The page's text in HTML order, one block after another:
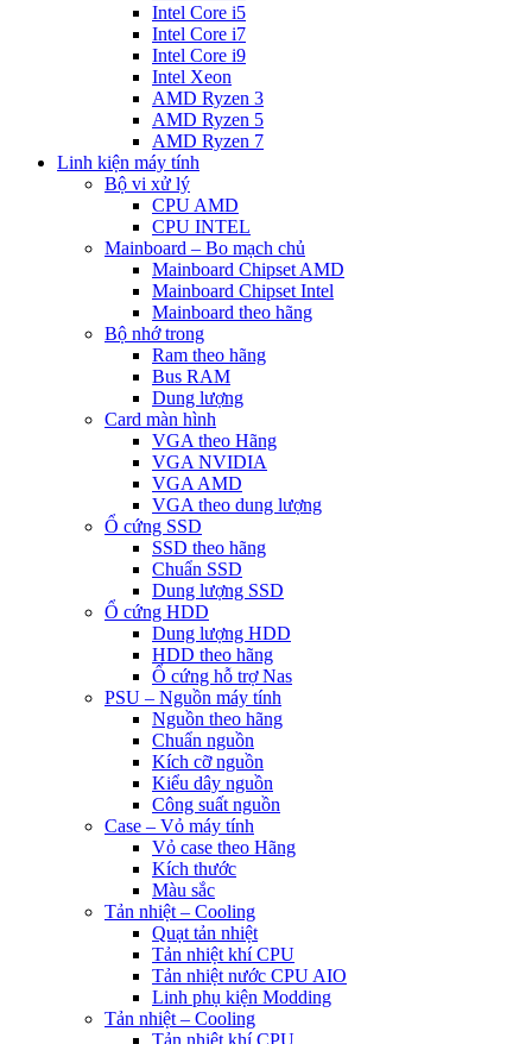
Intel Core i5
Intel Core i7
Intel Core i9
Intel Xeon
AMD Ryzen 3
AMD Ryzen 5
AMD Ryzen 7
Linh kiện máy tính
Bộ vi xử lý
CPU AMD
CPU INTEL
Mainboard – Bo mạch chủ
Mainboard Chipset AMD
Mainboard Chipset Intel
Mainboard theo hãng
Bộ nhớ trong
Ram theo hãng
Bus RAM
Dung lượng
Card màn hình
VGA theo Hãng
VGA NVIDIA
VGA AMD
VGA theo dung lượng
Ổ cứng SSD
SSD theo hãng
Chuẩn SSD
Dung lượng SSD
Ổ cứng HDD
Dung lượng HDD
HDD theo hãng
Ổ cứng hỗ trợ Nas
PSU – Nguồn máy tính
Nguồn theo hãng
Chuẩn nguồn
Kích cỡ nguồn
Kiểu dây nguồn
Công suất nguồn
Case – Vỏ máy tính
Vỏ case theo Hãng
Kích thước
Màu sắc
Tản nhiệt – Cooling
Quạt tản nhiệt
Tản nhiệt khí CPU
Tản nhiệt nước CPU AIO
Linh phụ kiện Modding
Tản nhiệt – Cooling